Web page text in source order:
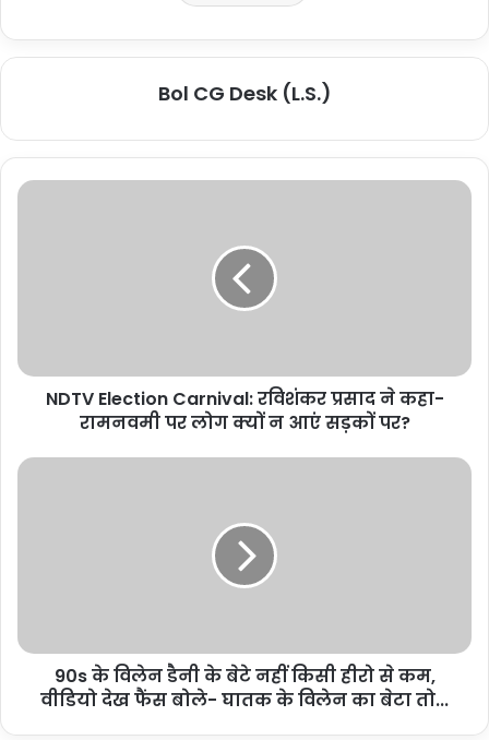
Bol CG Desk (L.S.)
NDTV Election Carnival: रविशंकर प्रसाद ने कहा-
रामनवमी पर लोग क्यों न आएं सड़कों पर?
90s के विलेन डैनी के बेटे नहीं किसी हीरो से कम,
वीडियो देख फैंस बोले- घातक के विलेन का बेटा तो...